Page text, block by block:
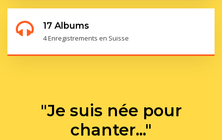
17 Albums
4 Enregistrements en Suisse
"Je suis née pour
chanter..."